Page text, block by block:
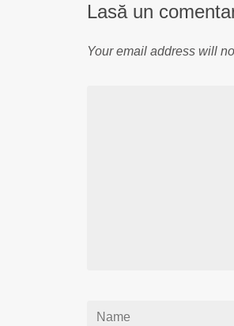
Lasă un
Your email address will